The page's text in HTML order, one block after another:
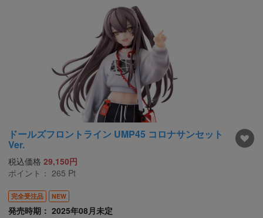
ドールズフロントライン UMP45 コロナサンセット
Ver.
税込価格 29,150円
ポイント： 265 Pt
完全受注品 NEW
発売時期： 2025年08月未定